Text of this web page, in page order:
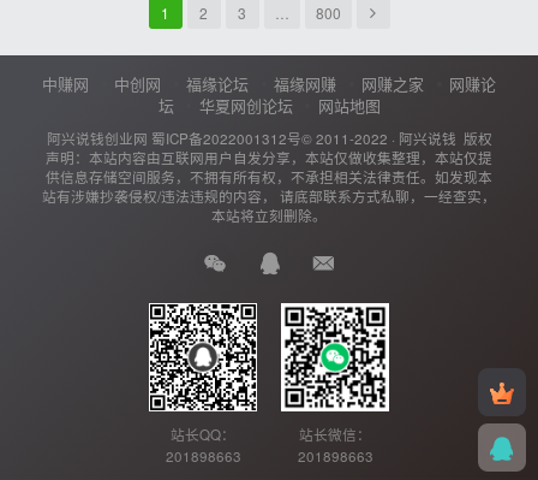
1 2 3 800
中赚网 中创网 福缘论坛 福缘网赚 网赚之家
网赚论
坛
华夏网创论坛 网站地图
阿兴说钱创业网 蜀ICP备2022001312号© 2011-2022 · 阿兴说钱 版权
声明：本站内容由互联网用户自发分享，本站仅做收集整理，本站仅提
供信息存储空间服务，不拥有所有权，不承担相关法律责任。如发现本
站有涉嫌抄袭侵权/违法违规的内容， 请底部联系方式私聊，一经查实，
本站将立刻删除。
站长QQ：
201898663
站长微信：
201898663